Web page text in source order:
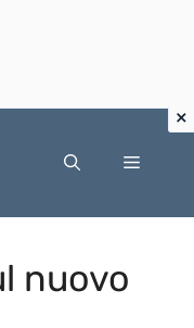
Menu
nuovo